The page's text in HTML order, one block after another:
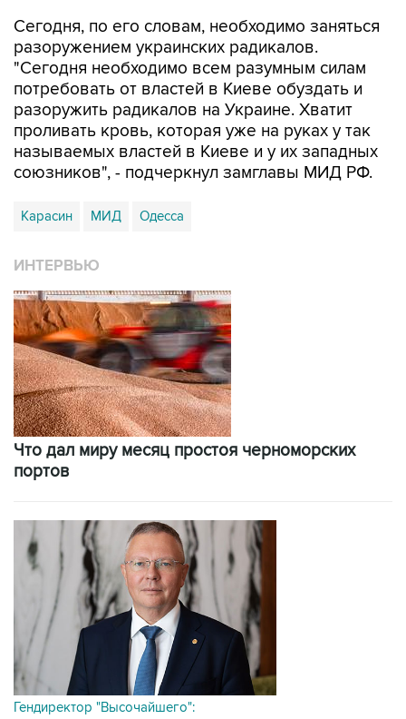
Сегодня, по его словам, необходимо заняться
разоружением украинских радикалов.
"Сегодня необходимо всем разумным силам
потребовать от властей в Киеве обуздать и
разоружить радикалов на Украине. Хватит
проливать кровь, которая уже на руках у так
называемых властей в Киеве и у их западных
союзников", - подчеркнул замглавы МИД РФ.
Карасин МИД Одесса
ИНТЕРВЬЮ
Что дал миру месяц простоя черноморских
портов
Гендиректор "Высочайшего":